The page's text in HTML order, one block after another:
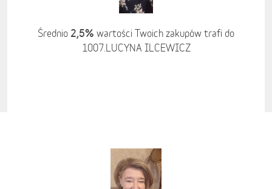
Średnio 2,5% wartości Twoich zakupów trafi do
1007.LUCYNA ILCEWICZ